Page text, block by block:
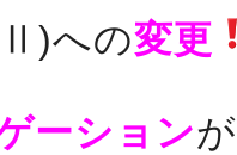
Ⅱ)への変更
ーションが